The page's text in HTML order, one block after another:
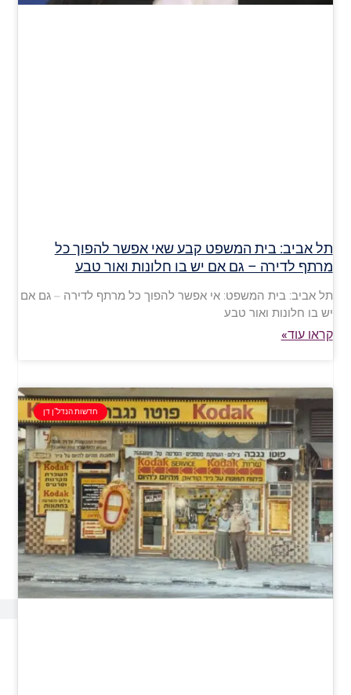
תל אביב: בית המשפט קבע שאי אפשר להפוך כל
מרתף לדירה – גם אם יש בו חלונות ואור טבע
תל אביב: בית המשפט: אי אפשר להפוך כל מרתף לדירה – גם אם
יש בו חלונות ואור טבע
קראו עוד»
חדשות הנדל"ן דן